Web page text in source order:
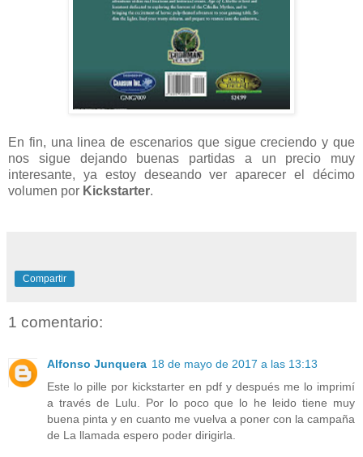
En fin, una linea de escenarios que sigue creciendo y que
nos sigue dejando buenas partidas a un precio muy
interesante, ya estoy deseando ver aparecer el décimo
volumen por Kickstarter.
Compartir
1 comentario:
Alfonso Junquera 18 de mayo de 2017 a las 13:13
Este lo pille por kickstarter en pdf y después me lo imprimí
a través de Lulu. Por lo poco que lo he leido tiene muy
buena pinta y en cuanto me vuelva a poner con la campaña
de La llamada espero poder dirigirla.